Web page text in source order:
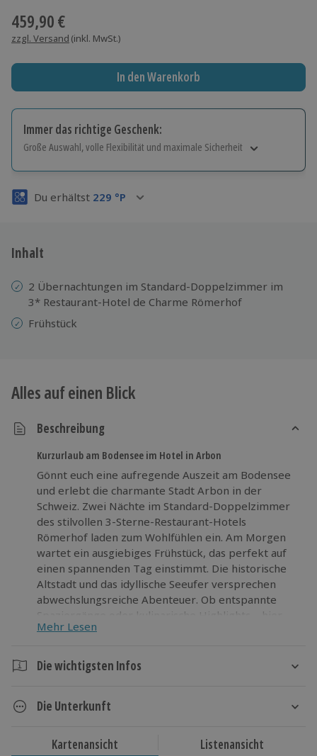
459,90 €
zzgl. Versand (inkl. MwSt.)
In den Warenkorb
Immer das richtige Geschenk:
Große Auswahl, volle Flexibilität und maximale Sicherheit
Volle Flexibilität
3 Jahre gültig & verlängerbar.
Du erhältst 229 °P
Inhalt
2 Übernachtungen im Standard-Doppelzimmer im
3* Restaurant-Hotel de Charme Römerhof
Frühstück
Alles auf einen Blick
Beschreibung
Kurzurlaub am Bodensee im Hotel in Arbon
Gönnt euch eine aufregende Auszeit am Bodensee
und erlebt die charmante Stadt Arbon in der
Schweiz. Zwei Nächte im Standard-Doppelzimmer
des stilvollen 3-Sterne-Restaurant-Hotels
Römerhof laden zum Wohlfühlen ein. Am Morgen
wartet ein ausgiebiges Frühstück, das perfekt auf
einen spannenden Tag einstimmt. Die historische
Altstadt und das idyllische Seeufer versprechen
abwechslungsreiche Abenteuer. Ob entspannte
Spaziergänge oder kulinarische Highlights – hier
gibt es immer Neues zu erleben. Die besondere
Erlebnis. Gönn dir dieses außergewöhnliche
Wochenende und sichere dir jetzt deine
Mehr Lesen
Die wichtigsten Infos
3 Tage
Die Unterkunft
Hotelausstattung:
Kartenansicht Listenansicht